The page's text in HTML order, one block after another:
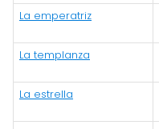
La emperatriz
La templanza
La estrella